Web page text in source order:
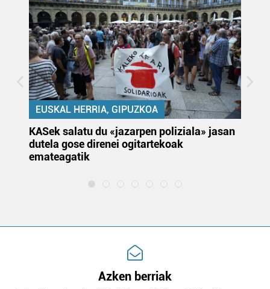
EUSKAL HERRIA, GIPUZKOA
KASek salatu du «jazarpen poliziala» jasan
dutela gose direnei ogitartekoak
emateagatik
Azken berriak